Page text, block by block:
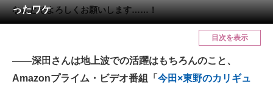
メディア
注目記事を集めた総合ページ
スマホと通信の最新トレンド
ったワケ
なにとぞよろしくお願いします……！
目次を表示
――深田さんは地上波での活躍はもちろんのこと、
Amazonプライム・ビデオ番組「 今田×東野のカリギュ